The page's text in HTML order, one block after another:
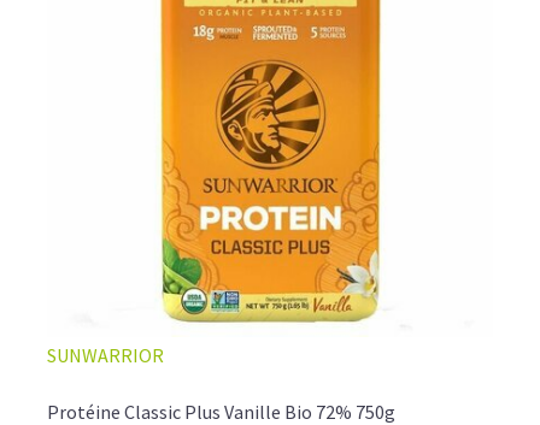
L’ÉQUILIBRE PARFAIT ENTRE DOUCEUR ET INTENSITÉ
Un café riche avec un soupçon de caramel pour un
moment de pure détente… ou de concentration avant le
Une énergie immédiate et stable, sans pic de glycémie,
qui vous accompagne toute la matinée et un allié parfait
après l’entraînement.
Pour ceux qui veulent retrouver le plaisir d’un vrai café
glacé, sans se sentir lourd ni affamé.
Latte Macchiato Glacé Protéiné
🍯 CAFÉ FRAPPÉ AU CARAMEL PROTÉINÉ
SUNWARRIOR
Protéine Classic Plus Vanille Bio 72% 750g